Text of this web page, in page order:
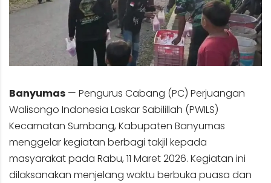
Banyumas — Pengurus Cabang (PC) Perjuangan
Walisongo Indonesia Laskar Sabilillah (PWILS)
Kecamatan Sumbang, Kabupaten Banyumas
menggelar kegiatan berbagi takjil kepada
masyarakat pada Rabu, 11 Maret 2026. Kegiatan ini
dilaksanakan menjelang waktu berbuka puasa dan